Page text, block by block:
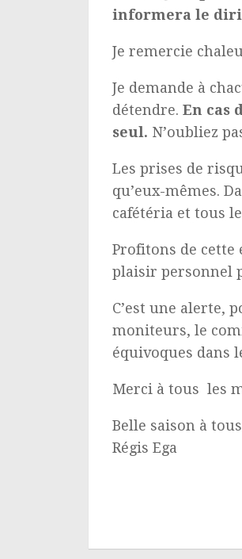
informera le
Je remercie
Je demande à
détendre. En cas
seul. N’oubliez
Les prises de
qu’eux-mêmes.
cafétéria et tous
Profitons de
plaisir personnel
C’est une alerte,
moniteurs, le
équivoques dans
Merci à tous les
Belle saison à
Régis Ega